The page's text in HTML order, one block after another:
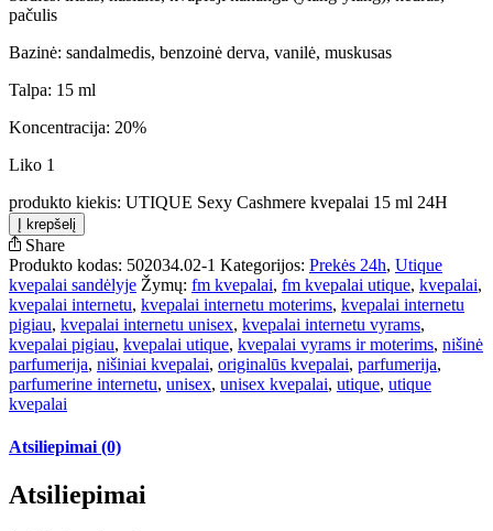
pačulis
Bazinė: sandalmedis, benzoinė derva, vanilė, muskusas
Talpa: 15 ml
Koncentracija: 20%
Liko 1
produkto kiekis: UTIQUE Sexy Cashmere kvepalai 15 ml 24H
Į krepšelį
Share
Produkto kodas: 502034.02-1 Kategorijos: Prekės 24h, Utique
kvepalai sandėlyje Žymų: fm kvepalai, fm kvepalai utique, kvepalai,
kvepalai internetu, kvepalai internetu moterims, kvepalai internetu
pigiau, kvepalai internetu unisex, kvepalai internetu vyrams,
kvepalai pigiau, kvepalai utique, kvepalai vyrams ir moterims, nišinė
parfumerija, nišiniai kvepalai, originalūs kvepalai, parfumerija,
parfumerine internetu, unisex, unisex kvepalai, utique, utique
kvepalai
Atsiliepimai (0)
Atsiliepimai